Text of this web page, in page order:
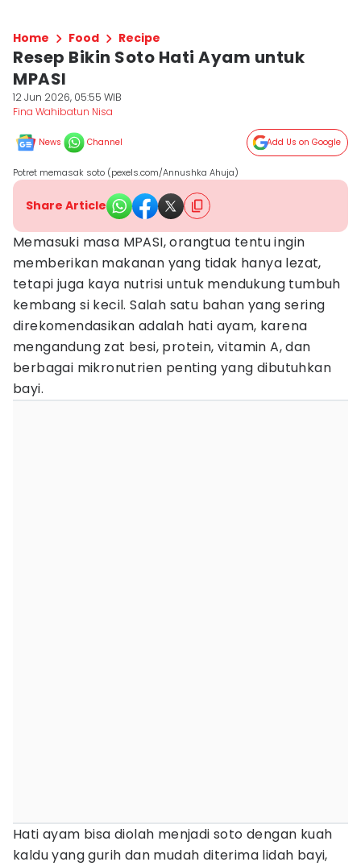
Home Food Recipe
Resep Bikin Soto Hati Ayam untuk
MPASI
12 Jun 2026, 05:55 WIB
Fina Wahibatun Nisa
News Channel Add Us on Google
Potret memasak soto (pexels.com/Annushka Ahuja)
Share Article
Memasuki masa MPASI, orangtua tentu ingin
memberikan makanan yang tidak hanya lezat,
tetapi juga kaya nutrisi untuk mendukung tumbuh
kembang si kecil. Salah satu bahan yang sering
direkomendasikan adalah hati ayam, karena
mengandung zat besi, protein, vitamin A, dan
berbagai mikronutrien penting yang dibutuhkan
bayi.
Hati ayam bisa diolah menjadi soto dengan kuah
kaldu yang gurih dan mudah diterima lidah bayi,